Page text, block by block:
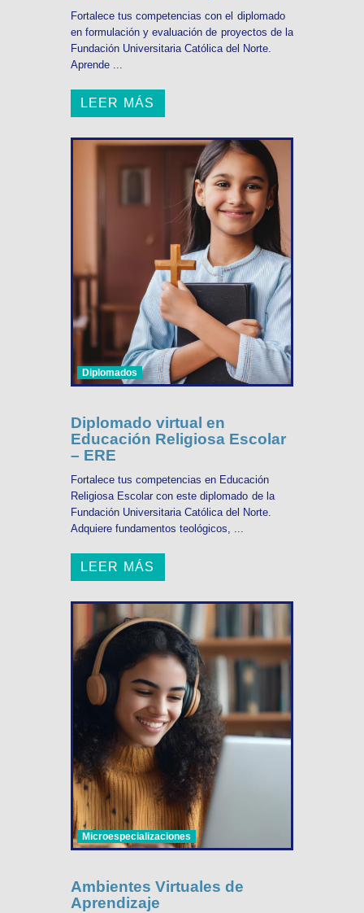
Fortalece tus competencias con el diplomado
en formulación y evaluación de proyectos de la
Fundación Universitaria Católica del Norte.
Aprende ...
LEER MÁS
Diplomados
Diplomado virtual en
Educación Religiosa Escolar
– ERE
Fortalece tus competencias en Educación
Religiosa Escolar con este diplomado de la
Fundación Universitaria Católica del Norte.
Adquiere fundamentos teológicos, ...
LEER MÁS
Microespecializaciones
Ambientes Virtuales de
Aprendizaje